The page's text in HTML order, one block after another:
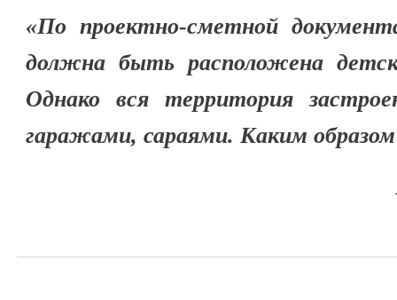
«По проектно-сметной
должна быть расположена
Однако вся территория
гаражами, сараями. Каким